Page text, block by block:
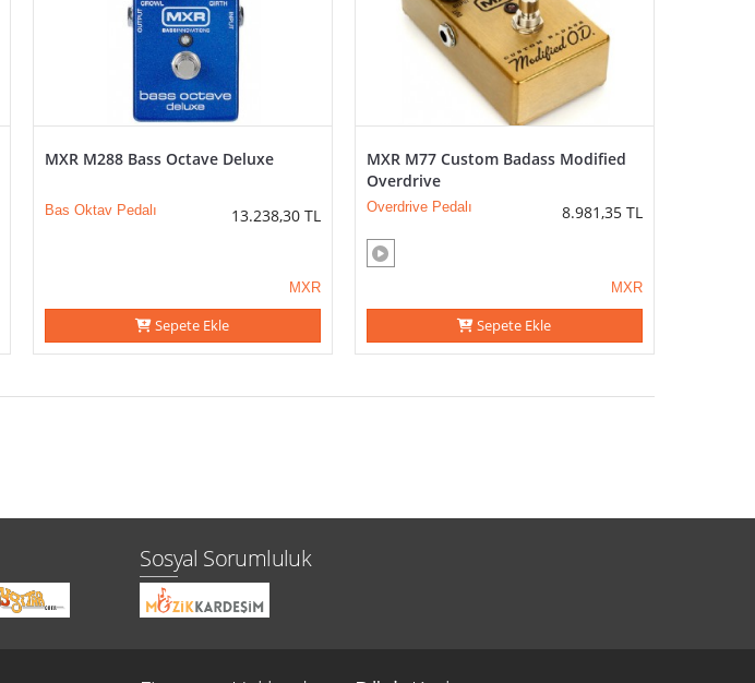
MXR M288 Bass Octave Deluxe
Bas Oktav Pedalı 13.238,30 TL
MXR
Sepete Ekle
MXR M77 Custom Badass Modified
Overdrive
Overdrive Pedalı 8.981,35 TL
MXR
Sepete Ekle
Sosyal Sorumluluk